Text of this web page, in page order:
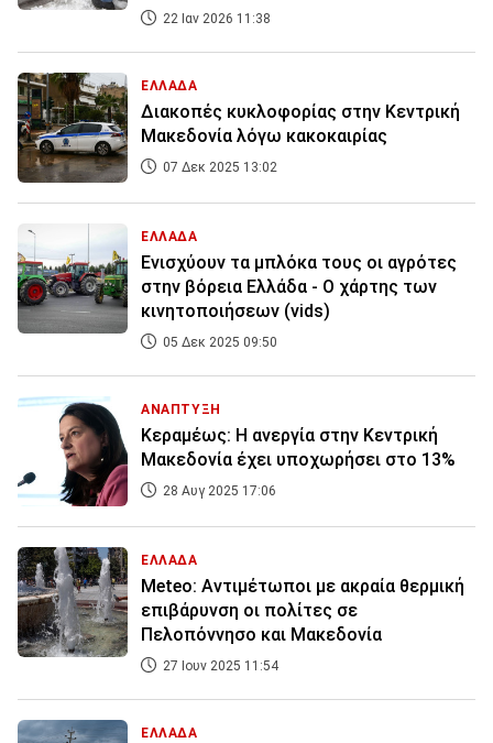
22 Ιαν 2026 11:38
ΕΛΛΑΔΑ
Διακοπές κυκλοφορίας στην Κεντρική
Μακεδονία λόγω κακοκαιρίας
07 Δεκ 2025 13:02
ΕΛΛΑΔΑ
Ενισχύουν τα μπλόκα τους οι αγρότες
στην βόρεια Ελλάδα - Ο χάρτης των
κινητοποιήσεων (vids)
05 Δεκ 2025 09:50
ΑΝΑΠΤΥΞΗ
Κεραμέως: Η ανεργία στην Κεντρική
Μακεδονία έχει υποχωρήσει στο 13%
28 Αυγ 2025 17:06
ΕΛΛΑΔΑ
Meteο: Αντιμέτωποι με ακραία θερμική
επιβάρυνση οι πολίτες σε
Πελοπόννησο και Μακεδονία
27 Ιουν 2025 11:54
ΕΛΛΑΔΑ